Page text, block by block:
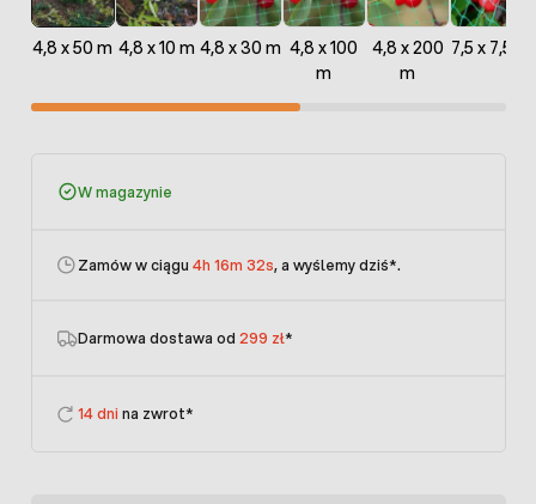
4,8 x 50 m 4,8 x 10 m 4,8 x 30 m 4,8 x 100
m
4,8 x 200
m
7,5 x 7,5 m
W magazynie
Zamów w ciągu 4h 16m 32s, a wyślemy dziś*.
Darmowa dostawa od 299 zł*
14 dni na zwrot*